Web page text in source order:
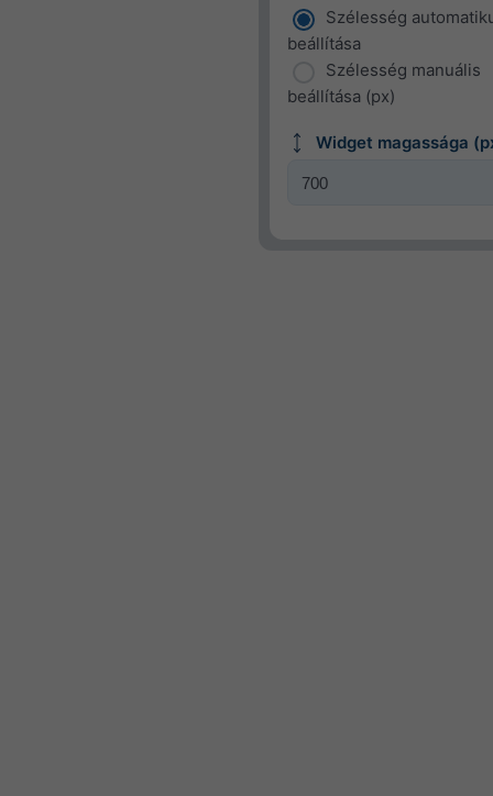
Szélesség
beállítása
Szélesség manuális
beállítása (px)
Widget magassága